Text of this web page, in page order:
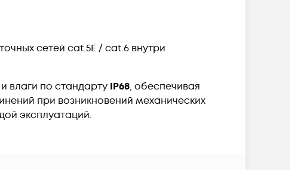
сетей cat.5Е / cat.6 внутри
влаги по стандарту IP68, обеспечивая
при возникновений механических
эксплуатаций.